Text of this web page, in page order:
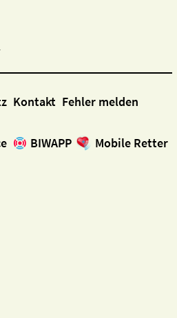
Kontakt Fehler melden
BIWAPP Mobile Retter